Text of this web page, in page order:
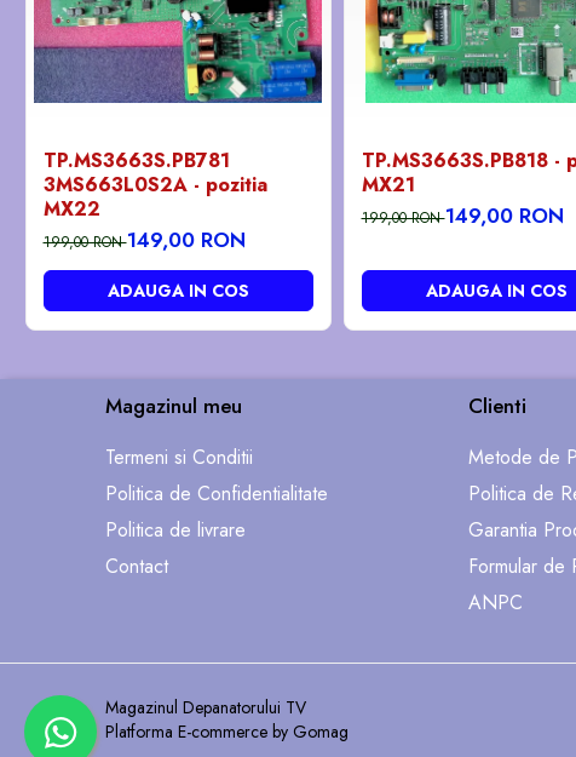
TP.MS3663S.PB781
3MS663L0S2A - pozitia
MX22
199,00 RON149,00 RON
ADAUGA IN COS
TP.MS3663S.PB818 -
MX21
199,00 RON149,00 RON
ADAUGA IN COS
Magazinul meu
Termeni si Conditii
Politica de Confidentialitate
Politica de livrare
Contact
Clienti
Metode de
Politica de
Garantia
Formular de
ANPC
Magazinul Depanatorului TV
Platforma E-commerce by Gomag